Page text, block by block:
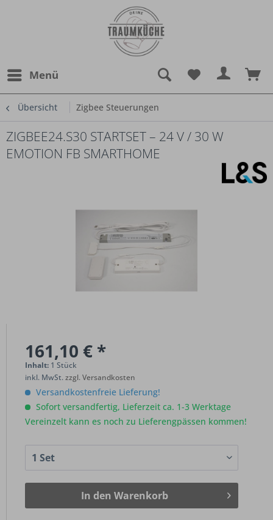
Menü
Übersicht Zigbee Steuerungen
ZIGBEE24.S30 STARTSET – 24 V / 30 W
EMOTION FB SMARTHOME
161,10 € *
Inhalt: 1 Stück
inkl. MwSt.zzgl. Versandkosten
Versandkostenfreie Lieferung!
Sofort versandfertig, Lieferzeit ca. 1-3 Werktage
Vereinzelt kann es noch zu Lieferengpässen kommen!
In den Warenkorb